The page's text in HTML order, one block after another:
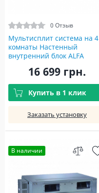
0 Отзыв
Мультисплит система на 4
комнаты Настенный
внутренний блок ALFA
S18FTXE-NG(I)
16 699 грн.
Купить в 1 клик
Заказать установку
В наличии